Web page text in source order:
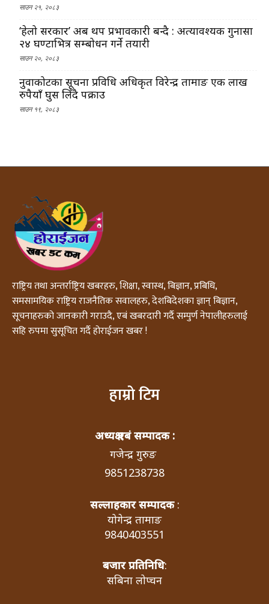
साउन २१, २०८३
‘हेलो सरकार’ अब थप प्रभावकारी बन्दै : अत्यावश्यक गुनासा
२४ घण्टाभित्र सम्बोधन गर्ने तयारी
साउन २०, २०८३
नुवाकोटका सूचना प्रविधि अधिकृत विरेन्द्र तामाङ एक लाख
रुपैयाँ घुस लिँदै पक्राउ
साउन १९, २०८३
राष्ट्रिय तथा अन्तर्राष्ट्रिय खबरहरु, शिक्षा, स्वास्थ, बिज्ञान, प्रबिधि,
समसामयिक राष्ट्रिय राजनैतिक सवालहरु, देशबिदेशका ज्ञान् बिज्ञान,
सूचनाहरुको जानकारी गराउदै, एबं खबरदारी गर्दै सम्पुर्ण नेपालीहरुलाई
सहि रुपमा सुसूचित गर्दै होराईजन खबर !
हाम्रो टिम
अध्यक्ष एबं सम्पादक :
गजेन्द्र गुरुङ
9851238738
सल्लाहकार सम्पादक:
योगेन्द्र तामाङ
9840403551
बजार प्रतिनिधि:
सबिना लोप्चन